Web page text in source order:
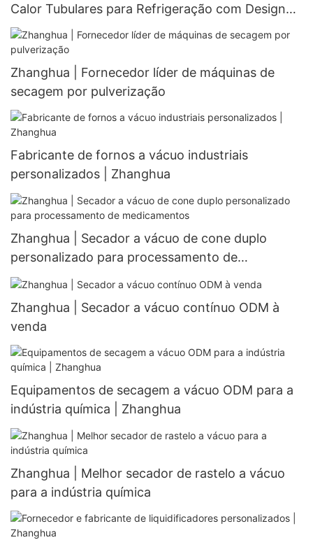
Calor Tubulares para Refrigeração com Design
Personalizado
Zhanghua | Fornecedor líder de máquinas de
secagem por pulverização
Fabricante de fornos a vácuo industriais
personalizados | Zhanghua
Zhanghua | Secador a vácuo de cone duplo
personalizado para processamento de
medicamentos
Zhanghua | Secador a vácuo contínuo ODM à
venda
Equipamentos de secagem a vácuo ODM para a
indústria química | Zhanghua
Zhanghua | Melhor secador de rastelo a vácuo
para a indústria química